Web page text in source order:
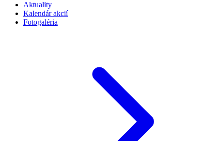
Aktuality
Kalendár akcií
Fotogaléria